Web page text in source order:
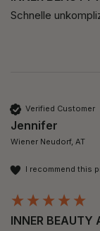
Schnelle
Verified Customer
Jennifer
Wiener Neudorf, AT
I recommend this
INNER